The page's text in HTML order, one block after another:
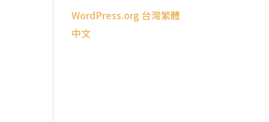
WordPress.org 台灣繁體
中文